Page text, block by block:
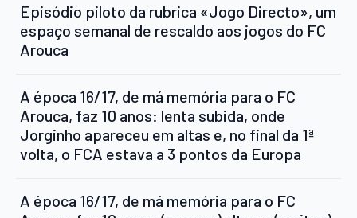
Episódio piloto da rubrica «Jogo Directo», um
espaço semanal de rescaldo aos jogos do FC
Arouca
A época 16/17, de má memória para o FC
Arouca, faz 10 anos: lenta subida, onde
Jorginho apareceu em altas e, no final da 1ª
volta, o FCA estava a 3 pontos da Europa
A época 16/17, de má memória para o FC